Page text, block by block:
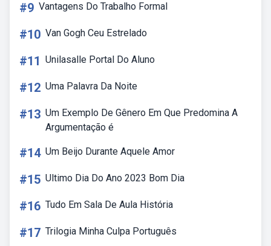
#9 Vantagens Do Trabalho Formal
#10 Van Gogh Ceu Estrelado
#11 Unilasalle Portal Do Aluno
#12 Uma Palavra Da Noite
#13 Um Exemplo De Gênero Em Que Predomina A
Argumentação é
#14 Um Beijo Durante Aquele Amor
#15 Ultimo Dia Do Ano 2023 Bom Dia
#16 Tudo Em Sala De Aula História
#17 Trilogia Minha Culpa Português